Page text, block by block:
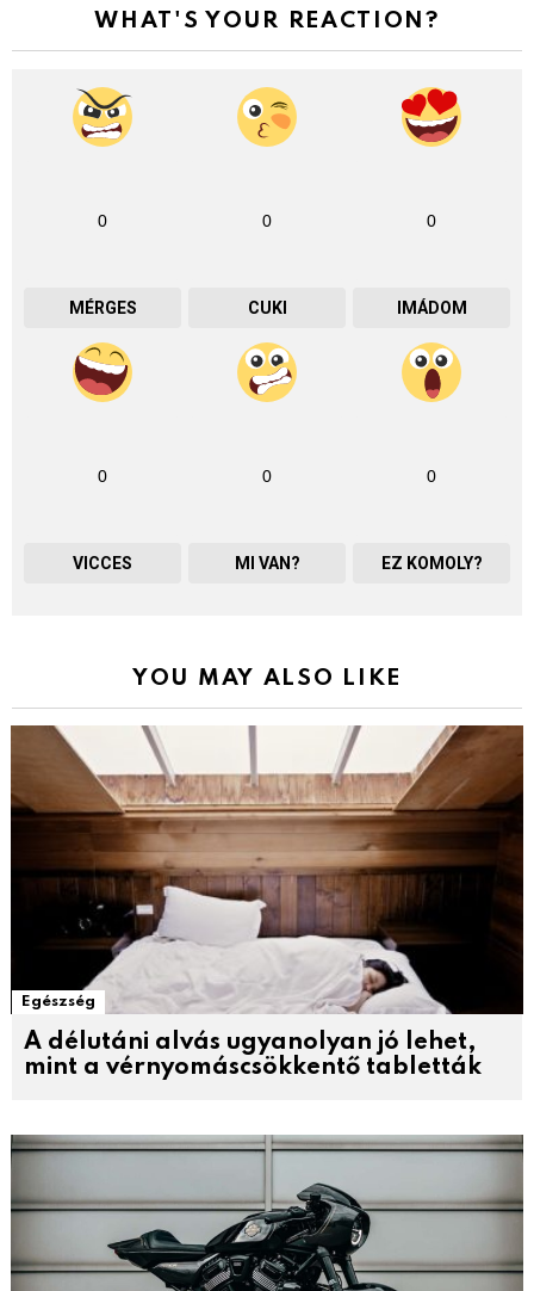
WHAT'S YOUR REACTION?
0
MÉRGES
0
CUKI
0
IMÁDOM
0
VICCES
0
MI VAN?
0
EZ KOMOLY?
YOU MAY ALSO LIKE
Egészség
A délutáni alvás ugyanolyan jó lehet,
mint a vérnyomáscsökkentő tabletták